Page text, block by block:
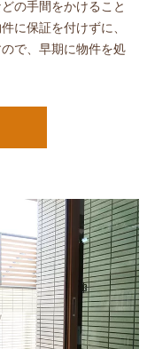
の手間をかけること
に保証を付けずに、
で、早期に物件を処